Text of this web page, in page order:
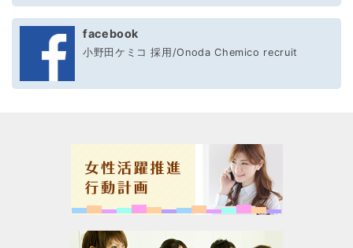
facebook
小野田ケミコ 採用/Onoda Chemico recruit